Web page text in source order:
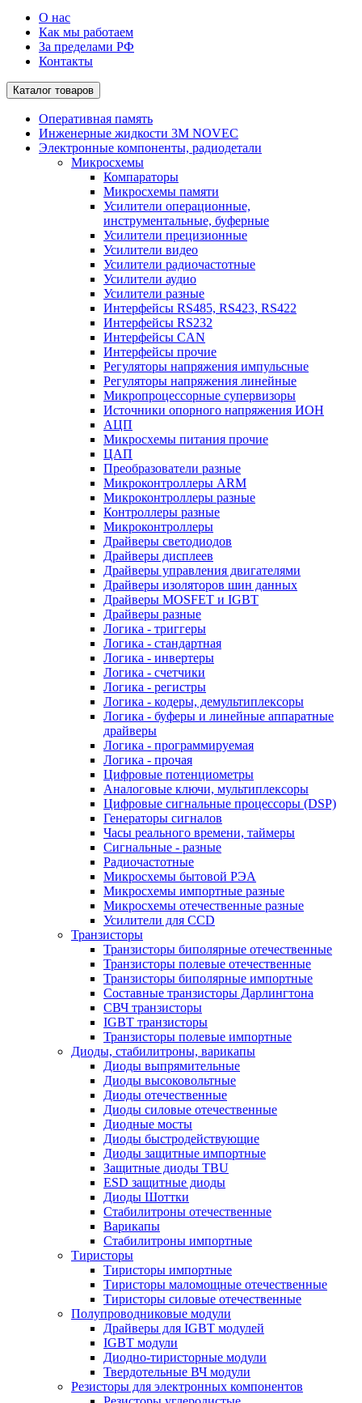
О нас
Как мы работаем
За пределами РФ
Контакты
Каталог товаров
Оперативная память
Инженерные жидкости 3M NOVEC
Электронные компоненты, радиодетали
Микросхемы
Компараторы
Микросхемы памяти
Усилители операционные,
инструментальные, буферные
Усилители прецизионные
Усилители видео
Усилители радиочастотные
Усилители аудио
Усилители разные
Интерфейсы RS485, RS423, RS422
Интерфейсы RS232
Интерфейсы CAN
Интерфейсы прочие
Регуляторы напряжения импульсные
Регуляторы напряжения линейные
Микропроцессорные супервизоры
Источники опорного напряжения ИОН
АЦП
Микросхемы питания прочие
ЦАП
Преобразователи разные
Микроконтроллеры ARM
Микроконтроллеры разные
Контроллеры разные
Микроконтроллеры
Драйверы светодиодов
Драйверы дисплеев
Драйверы управления двигателями
Драйверы изоляторов шин данных
Драйверы MOSFET и IGBT
Драйверы разные
Логика - триггеры
Логика - стандартная
Логика - инвертеры
Логика - счетчики
Логика - регистры
Логика - кодеры, демультиплексоры
Логика - буферы и линейные аппаратные
драйверы
Логика - программируемая
Логика - прочая
Цифровые потенциометры
Аналоговые ключи, мультиплексоры
Цифровые сигнальные процессоры (DSP)
Генераторы сигналов
Часы реального времени, таймеры
Сигнальные - разные
Радиочастотные
Микросхемы бытовой РЭА
Микросхемы импортные разные
Микросхемы отечественные разные
Усилители для CCD
Транзисторы
Транзисторы биполярные отечественные
Транзисторы полевые отечественные
Транзисторы биполярные импортные
Составные транзисторы Дарлингтона
СВЧ транзисторы
IGBT транзисторы
Транзисторы полевые импортные
Диоды, стабилитроны, варикапы
Диоды выпрямительные
Диоды высоковольтные
Диоды отечественные
Диоды силовые отечественные
Диодные мосты
Диоды быстродействующие
Диоды защитные импортные
Защитные диоды TBU
ESD защитные диоды
Диоды Шоттки
Стабилитроны отечественные
Варикапы
Стабилитроны импортные
Тиристоры
Тиристоры импортные
Тиристоры маломощные отечественные
Тиристоры силовые отечественные
Полупроводниковые модули
Драйверы для IGBT модулей
IGBT модули
Диодно-тиристорные модули
Твердотельные ВЧ модули
Резисторы для электронных компонентов